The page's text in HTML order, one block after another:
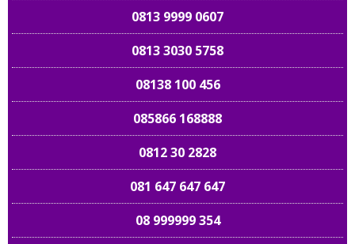
0813 9999 0607
0813 3030 5758
08138 100 456
085866 168888
0812 30 2828
081 647 647 647
08 999999 354